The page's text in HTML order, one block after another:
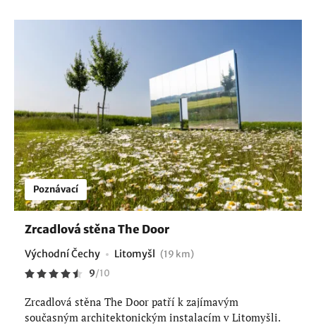
Poznávací
Zrcadlová stěna The Door
Východní Čechy Litomyšl (19 km)
9/10
Zrcadlová stěna The Door patří k zajímavým
současným architektonickým instalacím v Litomyšli.